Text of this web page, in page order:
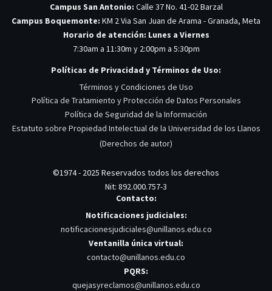
Campus San Antonio: Calle 37 No. 41-02 Barzal
Campus Boquemonte: KM 2 Via San Juan de Arama - Granada, Meta
Horario de atención: Lunes a Viernes
7:30am a 11:30m y 2:00pm a 5:30pm
Políticas de Privacidad y Términos de Uso:
Términos y Condiciones de Uso
Política de Tratamiento y Protección de Datos Personales
Política de Seguridad de la Información
Estatuto sobre Propiedad Intelectual de la Universidad de los Llanos
(Derechos de autor)
©1974 - 2025 Reservados todos los derechos
Nit: 892.000.757-3
Contacto:
Notificaciones judiciales:
notificacionesjudiciales@unillanos.edu.co
Ventanilla única virtual:
contacto@unillanos.edu.co
PQRS:
quejasyreclamos@unillanos.edu.co